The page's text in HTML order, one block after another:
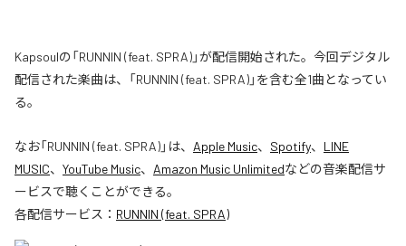
Kapsoulの「RUNNIN (feat. SPRA)」が配信開始された。今回デジタル
配信された楽曲は、「RUNNIN (feat. SPRA)」を含む全1曲となってい
る。
なお「RUNNIN (feat. SPRA)」は、 Apple Music、 Spotify、 LINE
MUSIC、 YouTube Music、 Amazon Music Unlimitedなどの音楽配信サ
ービスで聴くことができる。
各配信サービス： RUNNIN (feat. SPRA)